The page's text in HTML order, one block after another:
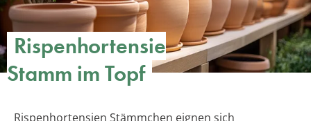
Rispenhortensie
Stamm im Topf
Rispenhortensien Stämmchen eignen sich